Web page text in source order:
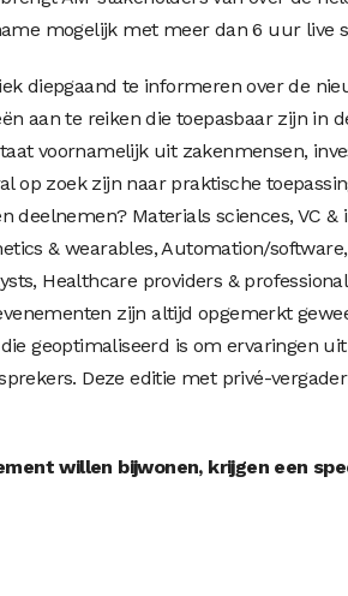
mogelijk met meer dan 6 uur live
diepgaand te informeren over de
aan te reiken die toepasbaar zijn in
voornamelijk uit zakenmensen,
op zoek zijn naar praktische
deelnemen? Materials sciences, VC &
& wearables, Automation/
Healthcare providers &
zijn altijd opgemerkt
geoptimaliseerd is om ervaringen
Deze editie met privé-
willen bijwonen, krijgen een